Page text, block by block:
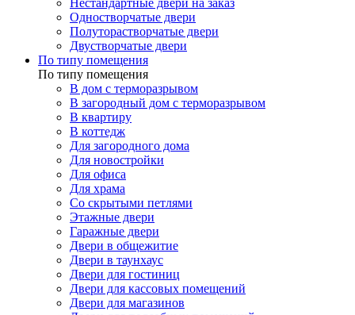
Нестандартные двери на заказ
Одностворчатые двери
Полуторастворчатые двери
Двустворчатые двери
По типу помещения
По типу помещения
В дом с терморазрывом
В загородный дом с терморазрывом
В квартиру
В коттедж
Для загородного дома
Для новостройки
Для офиса
Для храма
Со скрытыми петлями
Этажные двери
Гаражные двери
Двери в общежитие
Двери в таунхаус
Двери для гостиниц
Двери для кассовых помещений
Двери для магазинов